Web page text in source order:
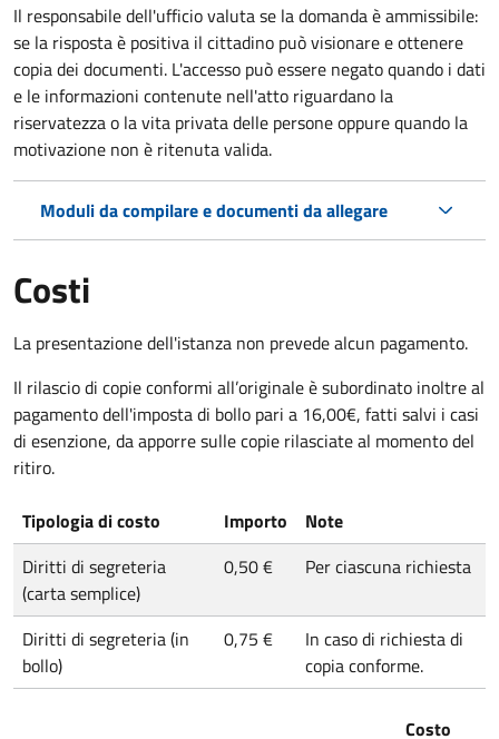
Il responsabile dell'ufficio valuta se la domanda è ammissibile:
se la risposta è positiva il cittadino può visionare e ottenere
copia dei documenti. L'accesso può essere negato quando i dati
e le informazioni contenute nell'atto riguardano la
riservatezza o la vita privata delle persone oppure quando la
motivazione non è ritenuta valida.
Moduli da compilare e documenti da allegare
Costi
La presentazione dell'istanza non prevede alcun pagamento.
Il rilascio di copie conformi all’originale è subordinato inoltre al
pagamento dell'imposta di bollo pari a 16,00€, fatti salvi i casi
di esenzione, da apporre sulle copie rilasciate al momento del
ritiro.
Tipologia di costo
Importo
Note
Diritti di segreteria
(carta semplice)
0,50 € Per ciascuna richiesta
Diritti di segreteria (in
bollo)
0,75 €
In caso di richiesta di
copia conforme.
Costo